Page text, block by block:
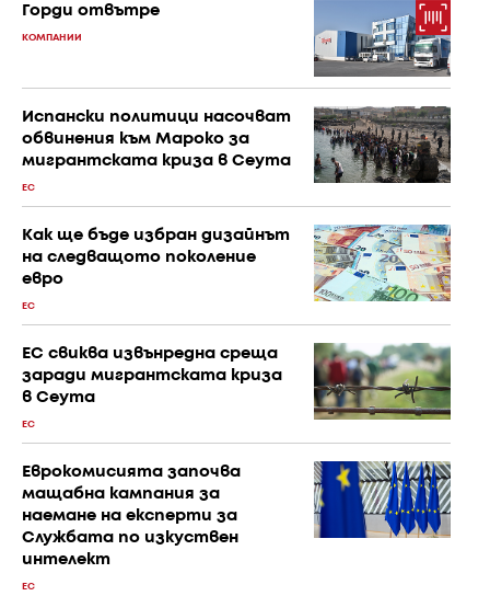
Горди отвътре
КОМПАНИИ
Испански политици насочват
обвинения към Мароко за
мигрантската криза в Сеута
ЕС
Как ще бъде избран дизайнът
на следващото поколение
евро
ЕС
ЕС свиква извънредна среща
заради мигрантската криза
в Сеута
ЕС
Еврокомисията започва
мащабна кампания за
наемане на експерти за
Службата по изкуствен
интелект
ЕС